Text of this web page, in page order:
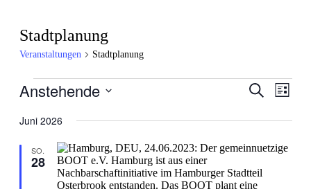
Stadtplanung
Veranstaltungen Stadtplanung
Veranstaltungen
und
Suche
Liste
Anstehende
wählen.
Juni 2026
SO.
28